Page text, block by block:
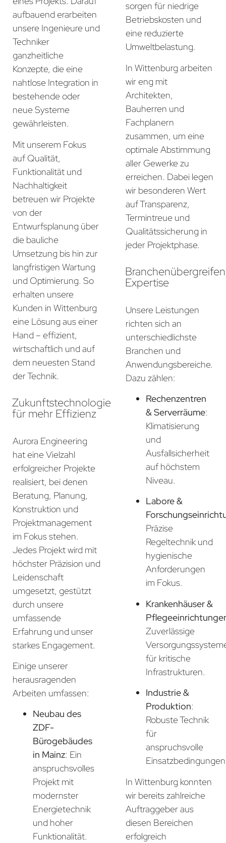
aufbauend erarbeiten
unsere Ingenieure und
Techniker
ganzheitliche
Konzepte, die eine
nahtlose Integration in
bestehende oder
neue Systeme
gewährleisten.
Mit unserem Fokus
auf Qualität,
Funktionalität und
Nachhaltigkeit
betreuen wir Projekte
von der
Entwurfsplanung über
die bauliche
Umsetzung bis hin zur
langfristigen Wartung
und Optimierung. So
erhalten unsere
Kunden in Wittenburg
eine Lösung aus einer
Hand – effizient,
wirtschaftlich und auf
dem neuesten Stand
der Technik.
Zukunftstechnologie
für mehr Effizienz
Aurora Engineering
hat eine Vielzahl
erfolgreicher Projekte
realisiert, bei denen
Beratung, Planung,
Konstruktion und
Projektmanagement
im Fokus stehen.
Jedes Projekt wird mit
höchster Präzision und
Leidenschaft
umgesetzt, gestützt
durch unsere
umfassende
Erfahrung und unser
starkes Engagement.
Einige unserer
herausragenden
Arbeiten umfassen:
Neubau des
ZDF-
Bürogebäudes
in Mainz: Ein
anspruchsvolles
Projekt mit
modernster
Energietechnik
und hoher
Funktionalität.
sorgen für niedrige
Betriebskosten und
eine reduzierte
Umweltbelastung.
In Wittenburg arbeiten
wir eng mit
Architekten,
Bauherren und
Fachplanern
zusammen, um eine
optimale Abstimmung
aller Gewerke zu
erreichen. Dabei legen
wir besonderen Wert
auf Transparenz,
Termintreue und
Qualitätssicherung in
jeder Projektphase.
Expertise
Unsere Leistungen
richten sich an
unterschiedlichste
Branchen und
Anwendungsbereiche.
Dazu zählen:
Rechenzentren
& Serverräume:
Klimatisierung
und
Ausfallsicherheit
auf höchstem
Niveau.
Labore &
Präzise
Regeltechnik und
hygienische
Anforderungen
im Fokus.
Krankenhäuser &
Zuverlässige
für kritische
Infrastrukturen.
Industrie &
Produktion:
Robuste Technik
für
anspruchsvolle
In Wittenburg konnten
wir bereits zahlreiche
Auftraggeber aus
diesen Bereichen
erfolgreich